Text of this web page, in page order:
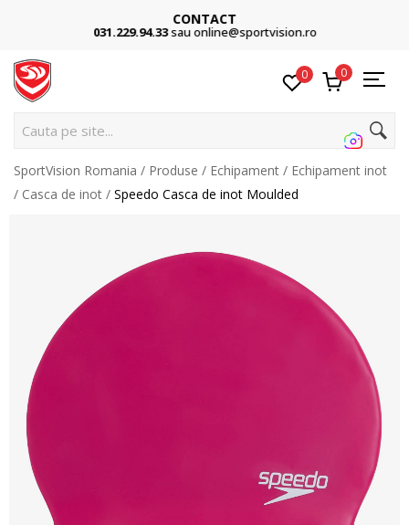
CONTACT
031.229.94.33sau online@sportvision.ro
0 0
Cauta pe site...
SportVision Romania Produse Echipament
Echipament inot
Casca de inot
Speedo Casca de inot Moulded